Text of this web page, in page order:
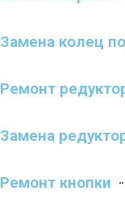
Замена колец
Ремонт
Замена
Ремонт кнопки